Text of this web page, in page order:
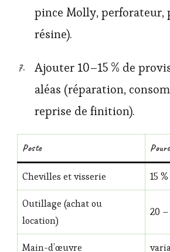
pince Molly, perforateur,
résine).
Ajouter 10–15 % de
aléas (réparation,
reprise de finition).
Poste
Chevilles et visserie 15 %
Outillage (achat ou
location)
20 –
Main-d’œuvre